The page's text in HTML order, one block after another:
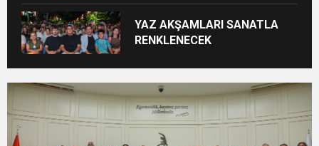
YAZ AKŞAMLARI SANATLA
RENKLENECEK